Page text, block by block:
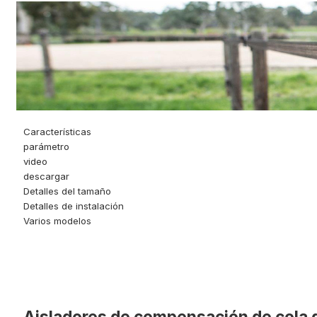
Características
parámetro
video
descargar
Detalles del tamaño
Detalles de instalación
Varios modelos